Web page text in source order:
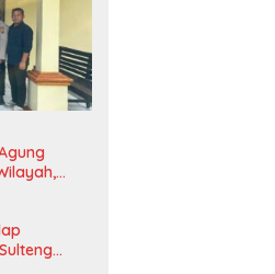
Tebar Kebahagiaan Idul Adha,
PTBA Salurkan 300 Hewan
Kurban di Berbagai Wilayah
Operasional*